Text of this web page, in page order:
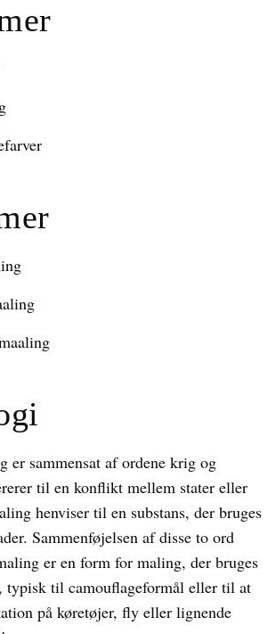
er sammensat af ordene krig og
til en konflikt mellem stater eller
henviser til en substans, der bruges
Sammenføjelsen af disse to ord
er en form for maling, der bruges
typisk til camouflageformål eller til at
på køretøjer, fly eller lignende